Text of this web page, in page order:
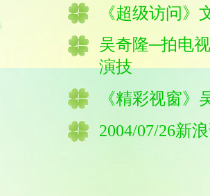
《超级访问》
吴奇隆─拍电
演技
《精彩视窗》
2004/07/26新